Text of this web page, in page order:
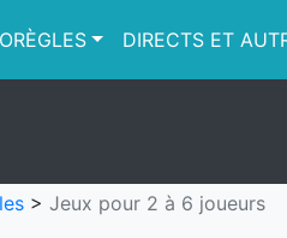
DIRECTS ET
> Jeux pour 2 à 6 joueurs